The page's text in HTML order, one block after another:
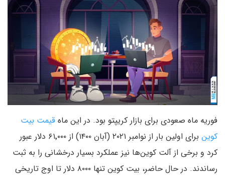
فوریه ماه صعودی برای بازار کریپتو بود. در این ماه قیمت بیت
کوین
برای اولین بار از نوامبر ۲۰۲۱ (آبان ۱۴۰۰) از ۶۱٬۰۰۰ دلار عبور
کرد و برخی از آلت کوین‌ها نیز عملکرد بسیار درخشانی را به ثبت
رساندند. در حال حاضر، بیت کوین تنها ۸۰۰۰ دلار تا اوج تاریخی